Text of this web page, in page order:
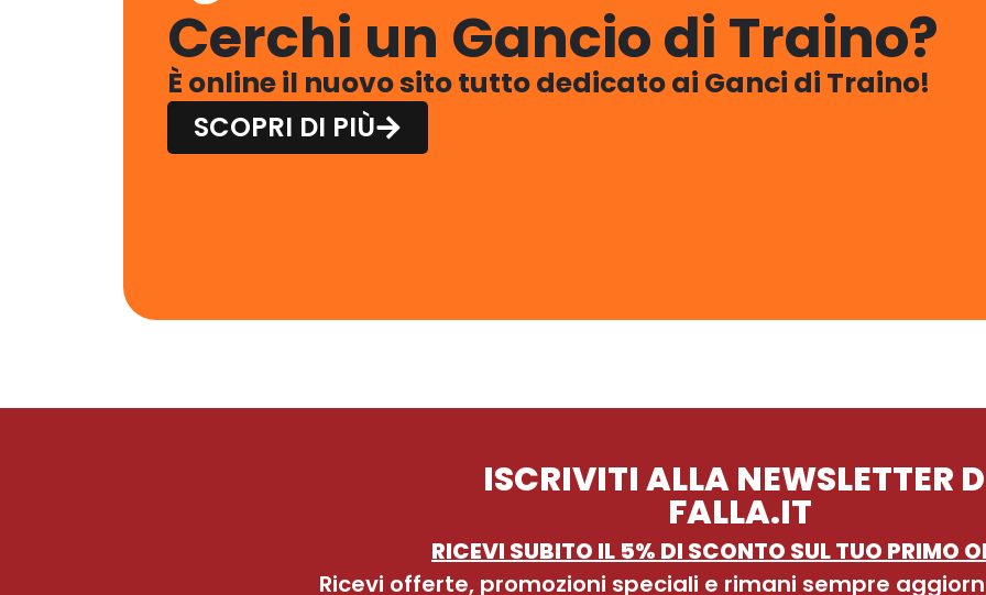
Cerchi un Gancio di Traino?
È online il nuovo sito tutto dedicato ai Ganci di Traino!
SCOPRI DI PIÙ
ISCRIVITI ALLA NEWSLETTER
FALLA.IT
RICEVI SUBITO IL 5% DI SCONTO SUL TUO PRIMO
Ricevi offerte, promozioni speciali e rimani sempre